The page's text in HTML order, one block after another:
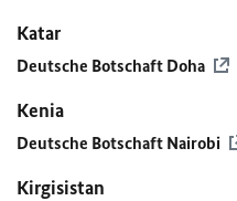
Katar
Deutsche Botschaft Doha
Kenia
Deutsche Botschaft Nairobi
Kirgisistan